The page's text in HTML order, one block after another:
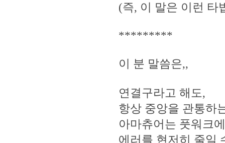
(즉, 이 말은 이런 타
*********
이 분 말씀은,,
연결구라고 해도,
항상 중앙을 관통하
아마츄어는 풋워크
에러를 현저히 줄일